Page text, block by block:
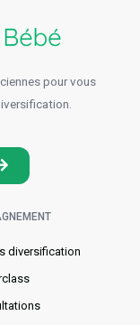
pour vous
diversification